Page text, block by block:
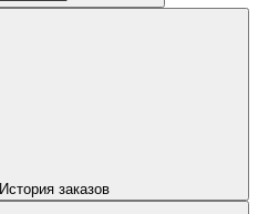
История заказов